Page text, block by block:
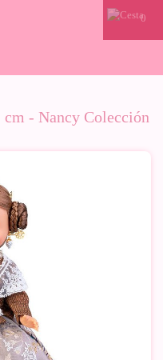
0
- Nancy Colección